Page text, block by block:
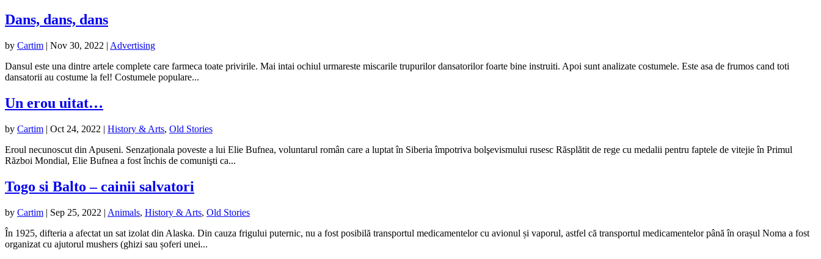
Dans, dans, dans
by Cartim | Nov 30, 2022 | Advertising
Dansul este una dintre artele complete care farmeca toate privirile. Mai intai ochiul urmareste miscarile trupurilor dansatorilor foarte bine instruiti. Apoi sunt analizate costumele. Este asa de frumos cand toti
dansatorii au costume la fel! Costumele populare...
Un erou uitat…
by Cartim | Oct 24, 2022 | History & Arts, Old Stories
Eroul necunoscut din Apuseni. Senzaționala poveste a lui Elie Bufnea, voluntarul român care a luptat în Siberia împotriva bolşevismului rusesc Răsplătit de rege cu medalii pentru faptele de vitejie în Primul
Război Mondial, Elie Bufnea a fost închis de comunişti ca...
Togo si Balto – cainii salvatori
by Cartim | Sep 25, 2022 | Animals, History & Arts, Old Stories
În 1925, difteria a afectat un sat izolat din Alaska. Din cauza frigului puternic, nu a fost posibilă transportul medicamentelor cu avionul și vaporul, astfel că transportul medicamentelor până în orașul Noma a fost
organizat cu ajutorul mushers (ghizi sau șoferi unei...